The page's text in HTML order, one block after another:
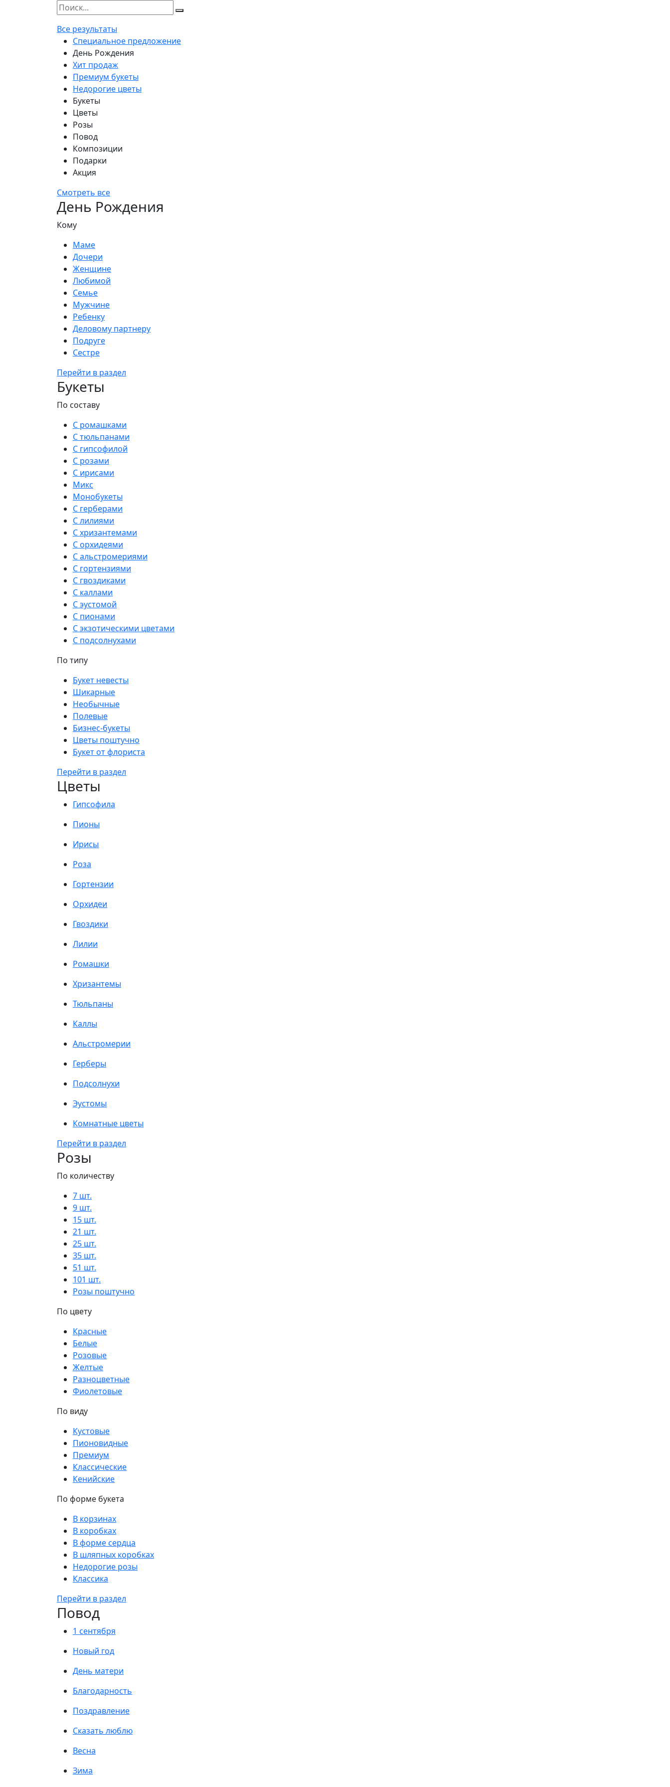
Все результаты
Специальное предложение
День Рождения
Хит продаж
Премиум букеты
Недорогие цветы
Букеты
Цветы
Розы
Повод
Композиции
Подарки
Акция
Смотреть все
День Рождения
Кому
Маме
Дочери
Женщине
Любимой
Семье
Мужчине
Ребенку
Деловому партнеру
Подруге
Сестре
Перейти в раздел
Букеты
По составу
С ромашками
С тюльпанами
С гипсофилой
С розами
С ирисами
Микс
Монобукеты
С герберами
С лилиями
С хризантемами
С орхидеями
С альстромериями
С гортензиями
С гвоздиками
С каллами
С эустомой
С пионами
С экзотическими цветами
С подсолнухами
По типу
Букет невесты
Шикарные
Необычные
Полевые
Бизнес-букеты
Цветы поштучно
Букет от флориста
Перейти в раздел
Цветы
Гипсофила
Пионы
Ирисы
Роза
Гортензии
Орхидеи
Гвоздики
Лилии
Ромашки
Хризантемы
Тюльпаны
Каллы
Альстромерии
Герберы
Подсолнухи
Эустомы
Комнатные цветы
Перейти в раздел
Розы
По количеству
7 шт.
9 шт.
15 шт.
21 шт.
25 шт.
35 шт.
51 шт.
101 шт.
Розы поштучно
По цвету
Красные
Белые
Розовые
Желтые
Разноцветные
Фиолетовые
По виду
Кустовые
Пионовидные
Премиум
Классические
Кенийские
По форме букета
В корзинах
В коробках
В форме сердца
В шляпных коробках
Недорогие розы
Классика
Перейти в раздел
Повод
1 сентября
Новый год
День матери
Благодарность
Поздравление
Сказать люблю
Весна
Зима